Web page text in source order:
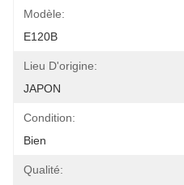
Modèle:
E120B
Lieu D'origine:
JAPON
Condition:
Bien
Qualité: